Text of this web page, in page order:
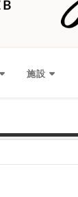
施設